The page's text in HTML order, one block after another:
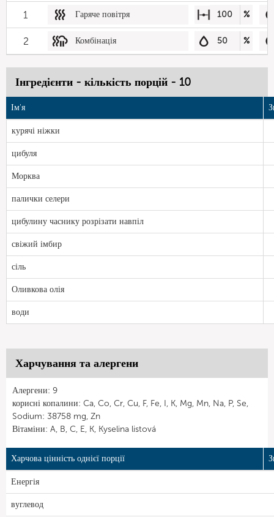
1 Гаряче повітря 100 %
2 Комбінація 50 %
Інгредієнти - кількість порцій - 10
Ім'я
курячі ніжки
цибуля
Морква
палички селери
цибулину часнику розрізати навпіл
свіжий імбир
сіль
Оливкова олія
води
Харчування та алергени
Алергени: 9
корисні копалини: Ca, Co, Cr, Cu, F, Fe, I, K, Mg, Mn, Na, P, Se,
Sodium: 38758 mg, Zn
Вітаміни: A, B, C, E, K, Kyselina listová
Харчова цінність однієї порції
Енергія
вуглевод